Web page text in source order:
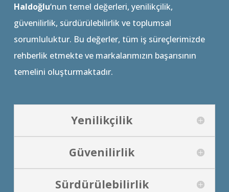
Haldoğlu‘nun temel değerleri, yenilikçilik,
güvenilirlik, sürdürülebilirlik ve toplumsal
sorumluluktur. Bu değerler, tüm iş süreçlerimizde
rehberlik etmekte ve markalarımızın başarısının
temelini oluşturmaktadır.
Yenilikçilik
Güvenilirlik
Sürdürülebilirlik